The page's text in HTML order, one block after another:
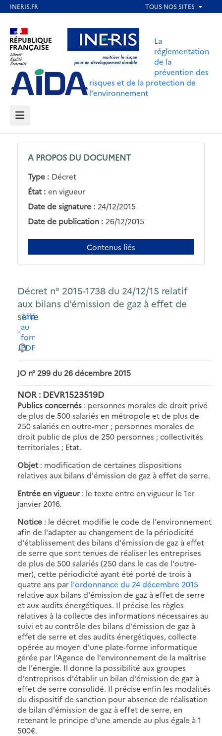
contenu
principal
Aller au contenu Aller au menu
Aller au pied de page
La
réglementation
de la
prévention des
risques et de la protection de
l'environnement
MENU
A PROPOS DU DOCUMENT
Type : Décret
État : en vigueur
Date de signature : 24/12/2015
Date de publication : 26/12/2015
Contenus liés
Décret n° 2015-1738 du 24/12/15 relatif
aux bilans d'émission de gaz à effet de
serre
Télécharger
au
format
PDF
JO n° 299 du 26 décembre 2015
NOR : DEVR1523519D
Publics concernés : personnes morales de droit privé
de plus de 500 salariés en métropole et de plus de
250 salariés en outre-mer ; personnes morales de
droit public de plus de 250 personnes ; collectivités
territoriales ; Etat.
Objet: modification de certaines dispositions
relatives aux bilans d'émission de gaz à effet de serre.
Entrée en vigueur : le texte entre en vigueur le 1er
janvier 2016.
Notice : le décret modifie le code de l'environnement
afin de l'adapter au changement de la périodicité
d'établissement des bilans d'émission de gaz à effet
de serre que sont tenues de réaliser les entreprises
de plus de 500 salariés (250 dans le cas de l'outre-
mer), cette périodicité ayant été porté de trois à
quatre ans par l'ordonnance du 24 décembre 2015
relative aux bilans d'émission de gaz à effet de serre
et aux audits énergétiques. Il précise les règles
relatives à la collecte des informations nécessaires au
suivi et au contrôle des bilans d'émission de gaz à
effet de serre et des audits énergétiques, collecte
opérée au moyen d'une plate-forme informatique
gérée par l'Agence de l'environnement de la maîtrise
de l'énergie. Il donne la possibilité aux groupes
d'entreprises d'établir un bilan d'émission de gaz à
effet de serre consolidé. Il précise enfin les modalités
du dispositif de sanction pour absence de réalisation
de bilan d'émission de gaz à effet de serre, en
retenant le principe d'une amende au plus égale à 1
500€.